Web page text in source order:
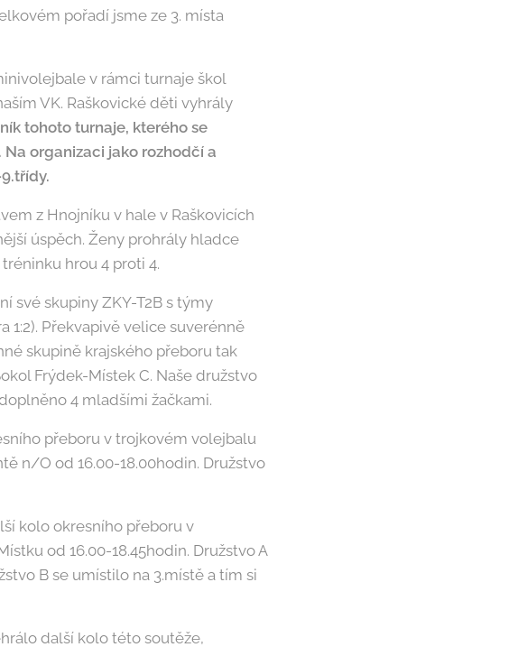
pořadí jsme ze 3. místa
v rámci turnaje škol
VK. Raškovické děti vyhrály
tohoto turnaje, kterého se
Na organizaci jako rozhodčí a
z Hnojníku v hale v Raškovicích
úspěch. Ženy prohrály hladce
hrou 4 proti 4.
své skupiny ZKY-T2B s týmy
1:2). Překvapivě velice suverénně
skupině krajského přeboru tak
Frýdek-Místek C. Naše družstvo
4 mladšími žačkami.
přeboru v trojkovém volejbalu
n/O od 16.00-18.00hodin. Družstvo
kolo okresního přeboru v
od 16.00-18.45hodin. Družstvo A
B se umístilo na 3.místě a tím si
další kolo této soutěže,